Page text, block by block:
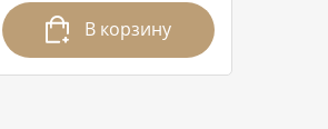
В корзину